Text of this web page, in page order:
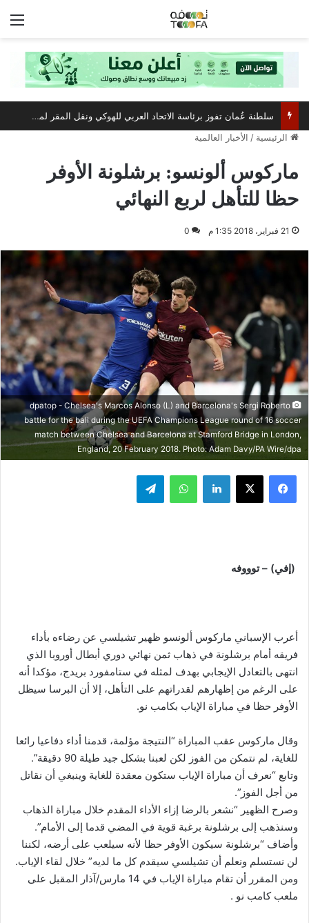
سلطنة عُمان تفوز برئاسة الاتحاد العربي للهوكي ونقل المقر لمسقط
الرئيسية / الأخبار العالمية
ماركوس ألونسو: برشلونة الأوفر
حظا للتأهل لربع النهائي
21 فبراير، 2018 1:35 م 0
dpatop - Chelsea's Marcos Alonso (L) and Barcelona's Sergi Roberto
battle for the ball during the UEFA Champions League round of 16 soccer
match between Chelsea and Barcelona at Stamford Bridge in London,
England, 20 February 2018. Photo: Adam Davy/PA Wire/dpa
فيسبوك ‫X لينكدإن واتساب تيلقرام
(إفي) – توووفه
أعرب الإسباني ماركوس ألونسو ظهير تشيلسي عن رضاءه بأداء
فريقه أمام برشلونة في ذهاب ثمن نهائي دوري أبطال أوروبا الذي
انتهى بالتعادل الإيجابي بهدف لمثله في ستامفورد بريدج، مؤكدا أنه
على الرغم من إظهارهم لقدراتهم على التأهل، إلا أن البرسا سيظل
الأوفر حظا في مباراة الإياب بكامب نو.
وقال ماركوس عقب المباراة “النتيجة مؤلمة، قدمنا أداء دفاعيا رائعا
للغاية، لم نتمكن من الفوز لكن لعبنا بشكل جيد طيلة 90 دقيقة”.
وتابع “نعرف أن مباراة الإياب ستكون معقدة للغاية وينبغي أن نقاتل
من أجل الفوز”.
وصرح الظهير “نشعر بالرضا إزاء الأداء المقدم خلال مباراة الذهاب
وسنذهب إلى برشلونة برغبة قوية في المضي قدما إلى الأمام”.
وأضاف “برشلونة سيكون الأوفر حظا لأنه سيلعب على أرضه، لكننا
لن نستسلم ونعلم أن تشيلسي سيقدم كل ما لديه” خلال لقاء الإياب.
ومن المقرر أن تقام مباراة الإياب في 14 مارس/آذار المقبل على
ملعب كامب نو .